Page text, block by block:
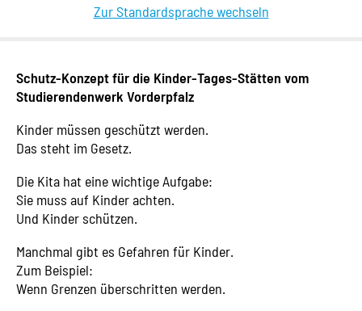
Zur Standardsprache wechseln
Schutz-Konzept für die Kinder-Tages-Stätten vom
Studierendenwerk Vorderpfalz
Kinder müssen geschützt werden.
Das steht im Gesetz.
Die Kita hat eine wichtige Aufgabe:
Sie muss auf Kinder achten.
Und Kinder schützen.
Manchmal gibt es Gefahren für Kinder.
Zum Beispiel:
Wenn Grenzen überschritten werden.